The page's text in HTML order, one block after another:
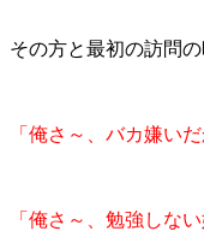
その方と最初の訪問
「俺さ～、バカ嫌いだ
「俺さ～、勉強しな